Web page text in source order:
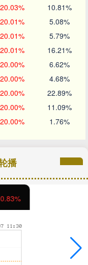
20.03% 10.81%
20.01% 5.08%
20.01% 5.79%
20.01% 16.21%
20.00% 6.62%
20.00% 4.68%
20.00% 22.89%
20.00% 11.09%
20.00% 1.76%
播